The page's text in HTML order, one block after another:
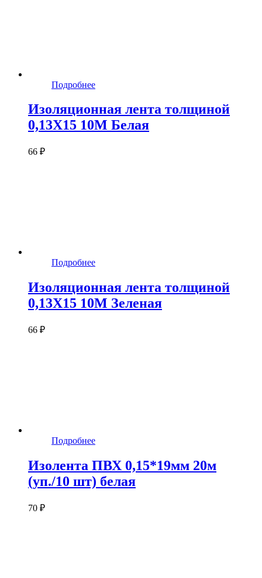
Подробнее
Изоляционная лента толщиной
0,13X15 10M Белая
66 ₽
Подробнее
Изоляционная лента толщиной
0,13X15 10M Зеленая
66 ₽
Подробнее
Изолента ПВХ 0,15*19мм 20м
(уп./10 шт) белая
70 ₽